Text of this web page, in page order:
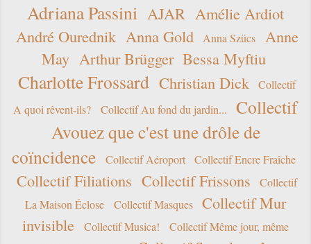
Adriana Passini AJAR Amélie Ardiot
André Ourednik Anna Gold Anna Szücs
Anne
May Arthur Brügger Bessa Myftiu
Charlotte Frossard Christian Dick
Collectif
A quoi rêvent-ils?
Collectif Au fond du jardin...
Collectif
Avouez que c'est une drôle de
coïncidence
Collectif Aéroport Collectif Encre Fraîche
Collectif Filiations Collectif Frissons
Collectif
La Maison Éclose
Collectif Masques
Collectif Mur
invisible
Collectif Musica!
Collectif Même jour, même